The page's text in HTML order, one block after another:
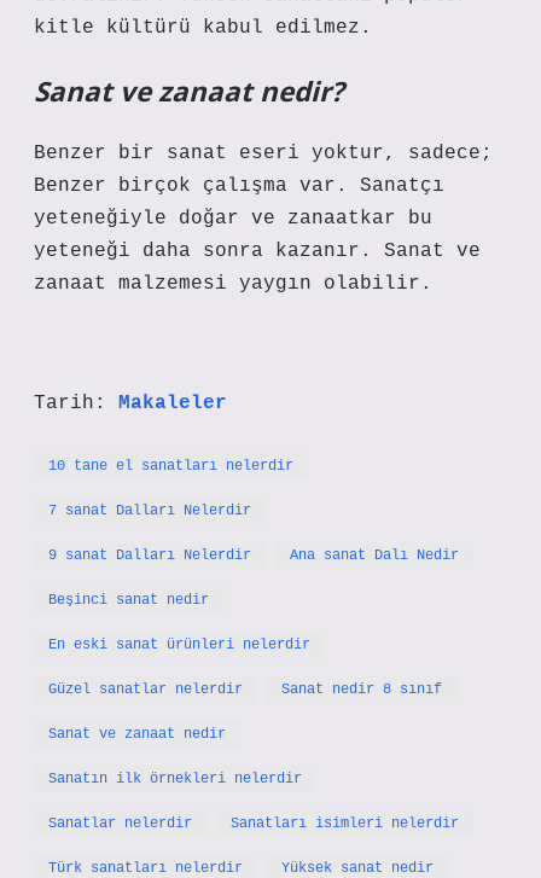
kitle kültürü kabul edilmez.
Sanat ve zanaat nedir?
Benzer bir sanat eseri yoktur, sadece;
Benzer birçok çalışma var. Sanatçı
yeteneğiyle doğar ve zanaatkar bu
yeteneği daha sonra kazanır. Sanat ve
zanaat malzemesi yaygın olabilir.
Tarih: Makaleler
10 tane el sanatları nelerdir
7 sanat Dalları Nelerdir
9 sanat Dalları Nelerdir Ana sanat Dalı Nedir
Beşinci sanat nedir
En eski sanat ürünleri nelerdir
Güzel sanatlar nelerdir Sanat nedir 8 sınıf
Sanat ve zanaat nedir
Sanatın ilk örnekleri nelerdir
Sanatlar nelerdir Sanatları isimleri nelerdir
Türk sanatları nelerdir Yüksek sanat nedir